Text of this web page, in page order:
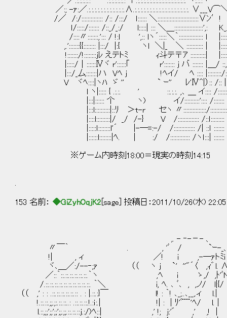
／:; -ｧ:／.:.:.:.:.:.:.:.:.:.:.:.:.∧.:.:.:.:.:.:.:.:.:.:.:.:.:.:.:.:.:.:. ∨___V⌒
/／ /:/:::::::::::::: /:: /:::/ ｌ:::::: ＼:::::::::::::::::::::::::::∨ﾝ′!
ｌ/:::::/::::::: /::_/_:/ l:::::| ::: ＼＿:::::::::::::::::::',:
/::::〃:::::::,'::: / !:l ',:: lヽ´:::::＼｀:::::::::::::::: ｌ
,.':::::::{{:::::::: |:::/ |:{ ヽl ＼|_ ＼ ::::::::::: |
!:::::::/!::::::::jﾚ えテトﾐ ｨ斗テ〒ｱ ::::::::::|
|:::::/│::::::Ⅳヾ r'::::::｢ r'::::::: j バ ::::::: |＿/ ::,|_,／ あ
|:::/_厶:::::::|ハ Vﾍ j !ﾍイ/ ﾍ :::: |:::::::::/
V ヾﾍ::::|ヽﾊ ゞ '' ` ｰ'' ﾚ'Ⅳ^|）:: /:: |
l ヽ|::::: { .:.:. ' ::.:.:. ,､ ＿ イ:::: /
|:::|:::::: 个 ヽ) イ/::::::::::':::: /::::::: | えーと、
|:::l::::::::::|::ﾘ ＞t-r セヽ 〃:::::::::::::::/
|::::l:::::::::|/ _/ /-} V /:::::::::::::: /::ｌ::::::::: | ゲ
|:::::ｌ::::::::l'´ |-―=:-/ /:::::::::::::: /| ::ｌ :::::::
|::::::l::::::::|ﾍ. | :/ /::::::::::::: /ヽｌ:::| :::::::
※ゲーム内時刻18:00＝現実の時刻14:15
153 名前： ◆GiZyhOqjK2 [sage] 投稿日：2011/10/26(水)
,. - ‐-－- 、
〃￣｀ . , 'ﾞ / `ｰ-_
!| , ィ ／! i ,-―ｧトﾐi
ヾ､＿／:/--‐;ｧ （（ ヽ j `' ''"´〈 ,ｨ゛l.
／::｀::.::.::.::.::.::.｀ヽ ,ﾍ i ゝ,/ ,ﾄ'ﾞ
/.::.::.::.::.::.::.::.::.::.::. ｀＼ i, ﾍ. ､ ﾞ､ , ,ノ/ l|{/
（（ ,' : : .::.::.::.::.::.:: . : |.::.:}￣ l! : ｀! ､_;..､__,.ィ l.|
!.::.::.;;.;:.::.::..: .::.::.::.!.:ｉ:.| !| : | ﾘ'ﾞ¨¨'ﾍ/ l. | そ
l.::,;;';;';;';;.;;.::.::.::j.:/)ﾍ::| ,' !; j:'゛ ,' ,! | つ